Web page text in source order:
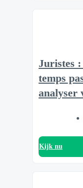
Juristes
temps
analyser
Kijk nu